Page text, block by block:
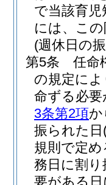
で当該育
には、こ
(週休日の
第5条
任命
の規定に
命ずる必
3条第2項
振られた日
規則で定
務日に割
要がある